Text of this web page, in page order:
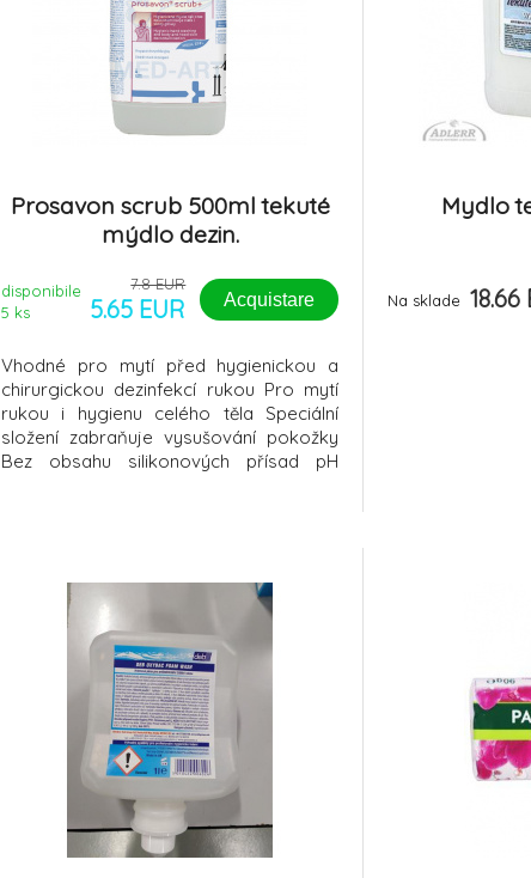
Prosavon scrub 500ml tekuté
mýdlo dezin.
disponibile
5 ks
7.8 EUR
5.65 EUR Acquistare
Vhodné pro mytí před hygienickou a
chirurgickou dezinfekcí rukou Pro mytí
rukou i hygienu celého těla Speciální
složení zabraňuje vysušování pokožky
Bez obsahu silikonových přísad pH
Mydlo
Na sklade 18.66